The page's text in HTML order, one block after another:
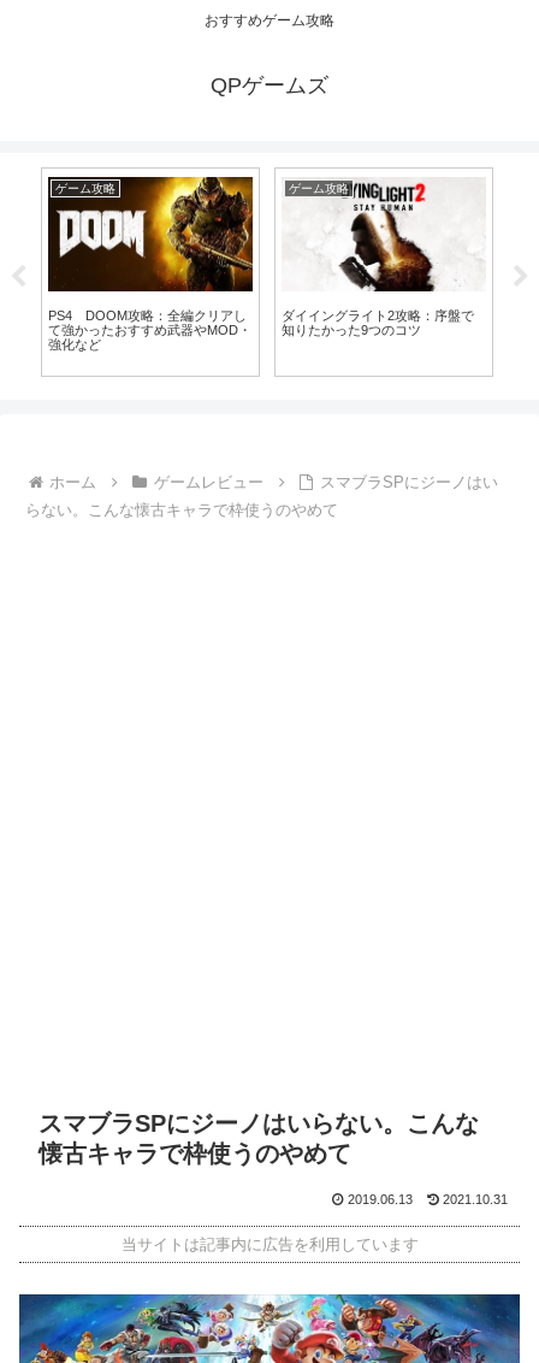
おすすめゲーム攻略
QPゲームズ
ゲーム攻略
PS4 DOOM攻略：全編クリアし
て強かったおすすめ武器やMOD・
強化など
ゲーム攻略
ダイイングライト2攻略：序盤で
知りたかった9つのコツ
ホーム ゲームレビュー
スマブラSPにジーノはい
らない。こんな懐古キャラで枠使うのやめて
スマブラSPにジーノはいらない。こんな
懐古キャラで枠使うのやめて
2019.06.13 2021.10.31
当サイトは記事内に広告を利用しています